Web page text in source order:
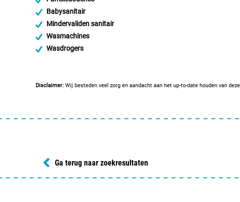
Babysanitair
Mindervaliden sanitair
Wasmachines
Wasdrogers
Disclaimer: Wij besteden veel zorg en aandacht aan het up-to-date houden van
Ga terug naar zoekresultaten